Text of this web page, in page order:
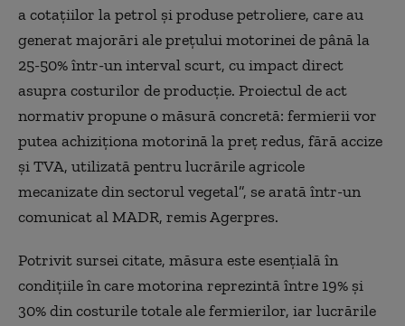
a cotaţiilor la petrol şi produse petroliere, care au
generat majorări ale preţului motorinei de până la
25-50% într-un interval scurt, cu impact direct
asupra costurilor de producţie. Proiectul de act
normativ propune o măsură concretă: fermierii vor
putea achiziţiona motorină la preţ redus, fără accize
şi TVA, utilizată pentru lucrările agricole
mecanizate din sectorul vegetal”, se arată într-un
comunicat al MADR, remis Agerpres.
Potrivit sursei citate, măsura este esenţială în
condiţiile în care motorina reprezintă între 19% şi
30% din costurile totale ale fermierilor, iar lucrările